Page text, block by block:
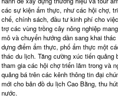
các sự kiện ẩm thực, như các hội chợ,
chế, chính sách, đầu tư kinh phí cho
trợ các vùng trồng cây nông nghiệp
mô và chuyển hướng dần sang khai
dựng điểm ẩm thực, phố ẩm thực một
thác du lịch. Tăng cường xúc tiến quảng
tham gia các hội chợ triển lãm trong và
quảng bá trên các kênh thông tin đại
mới cho bản đồ du lịch Cao Bằng, thu
nước.